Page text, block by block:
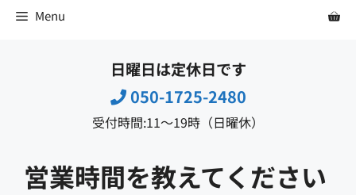
Menu
日曜日は定休日です
050-1725-2480
受付時間:11〜19時（日曜休）
営業時間を教えてください